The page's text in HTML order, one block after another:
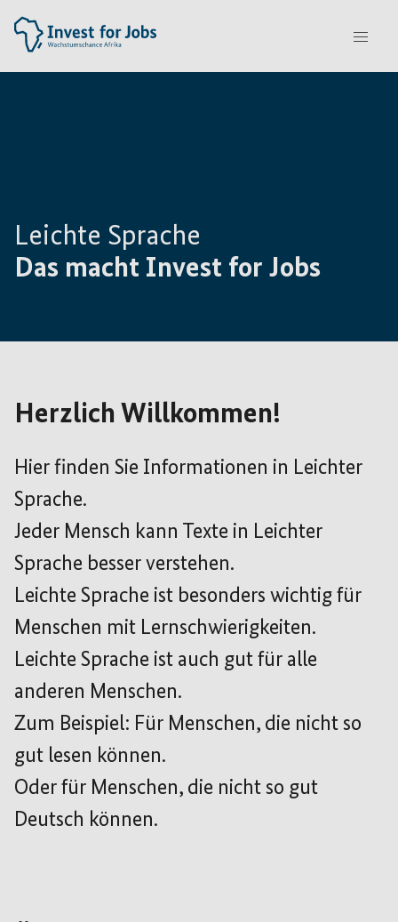
Leichte Sprache
Das macht Invest for Jobs
Herzlich Willkommen!
Hier finden Sie Informationen in Leichter
Sprache.
Jeder Mensch kann Texte in Leichter
Sprache besser verstehen.
Leichte Sprache ist besonders wichtig für
Menschen mit Lernschwierigkeiten.
Leichte Sprache ist auch gut für alle
anderen Menschen.
Zum Beispiel: Für Menschen, die nicht so
gut lesen können.
Oder für Menschen, die nicht so gut
Deutsch können.